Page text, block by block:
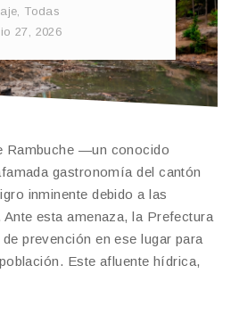
, Todas
27, 2026
Rambuche —un conocido
gastronomía del cantón
inminente debido a las
esta amenaza, la Prefectura
prevención en ese lugar para
Este afluente hídrica,